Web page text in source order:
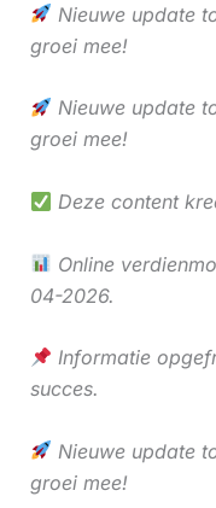
Nieuwe update
groei mee!
Nieuwe update
groei mee!
Deze content
Online
04-2026.
Informatie
succes.
Nieuwe update
groei mee!